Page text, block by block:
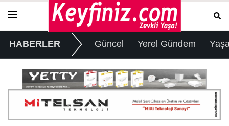
HABERLER Güncel Yerel Gündem